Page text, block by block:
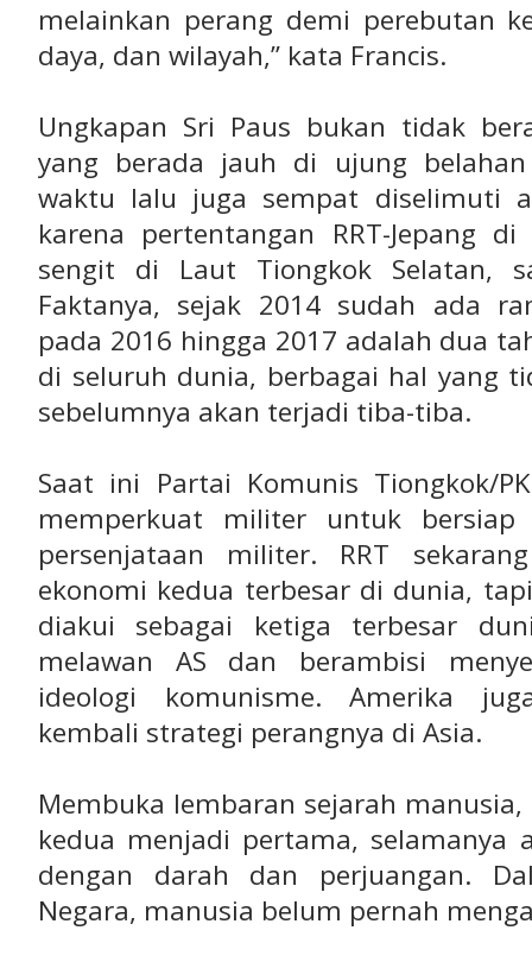
melainkan perang demi perebutan
daya, dan wilayah,” kata Francis.
Ungkapan Sri Paus bukan tidak
yang berada jauh di ujung
waktu lalu juga sempat diselimuti
karena pertentangan RRT-Jepang
sengit di Laut Tiongkok Selatan,
Faktanya, sejak 2014 sudah ada
pada 2016 hingga 2017 adalah dua
di seluruh dunia, berbagai hal yang
sebelumnya akan terjadi tiba-tiba.
Saat ini Partai Komunis Tiongkok/
memperkuat militer untuk bersiap
persenjataan militer. RRT
ekonomi kedua terbesar di dunia,
diakui sebagai ketiga terbesar
melawan AS dan berambisi
ideologi komunisme. Amerika
kembali strategi perangnya di Asia.
Membuka lembaran sejarah
kedua menjadi pertama, selamanya
dengan darah dan perjuangan.
Negara, manusia belum pernah